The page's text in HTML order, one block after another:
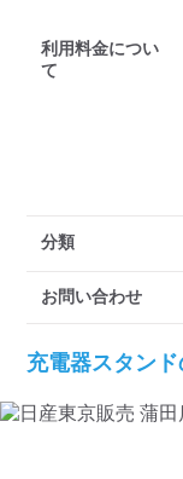
利用料金につい
て
分類
お問い合わせ
充電器スタンド